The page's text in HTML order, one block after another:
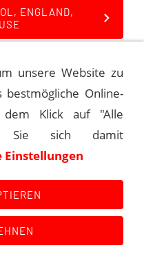
ENGLAND,
Quellen
Links
unsere Website zu
Online-
Klick auf "Alle
Sie sich damit